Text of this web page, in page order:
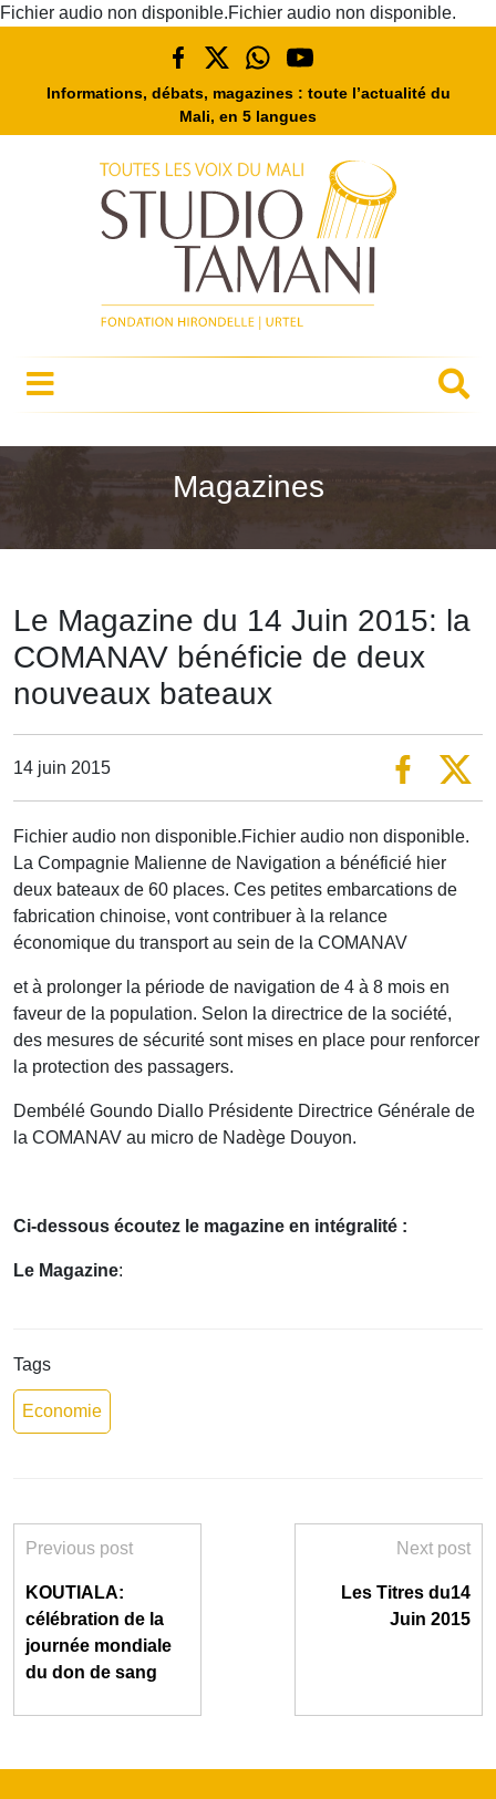
Fichier audio non disponible.Fichier audio non disponible.
Informations, débats, magazines : toute l’actualité du
Mali, en 5 langues
Magazines
Le Magazine du 14 Juin 2015: la
COMANAV bénéficie de deux
nouveaux bateaux
14 juin 2015
Fichier audio non disponible.Fichier audio non disponible.
La Compagnie Malienne de Navigation a bénéficié hier
deux bateaux de 60 places. Ces petites embarcations de
fabrication chinoise, vont contribuer à la relance
économique du transport au sein de la COMANAV
et à prolonger la période de navigation de 4 à 8 mois en
faveur de la population. Selon la directrice de la société,
des mesures de sécurité sont mises en place pour renforcer
la protection des passagers.
Dembélé Goundo Diallo Présidente Directrice Générale de
la COMANAV au micro de Nadège Douyon.
Ci-dessous écoutez le magazine en intégralité :
Le Magazine:
Tags
Economie
Previous post
KOUTIALA:
célébration de la
journée mondiale
du don de sang
Next post
Les Titres du14
Juin 2015